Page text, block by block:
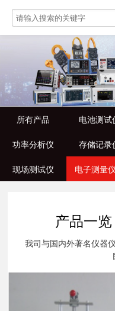
所有产品 电池测试
功率分析仪 存储记录
现场测试仪 电子测量
产品一
我司与国内外著名仪器